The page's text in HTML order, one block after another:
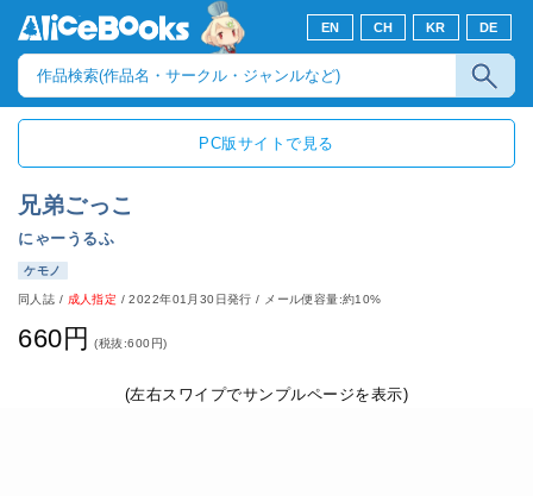
EN CH KR DE
PC版サイトで見る
兄弟ごっこ
にゃーうるふ
ケモノ
同人誌 / 成人指定 /2022年01月30日発行 / メール便容量:約10%
660円 (税抜:600円)
(左右スワイプでサンプルページを表示)